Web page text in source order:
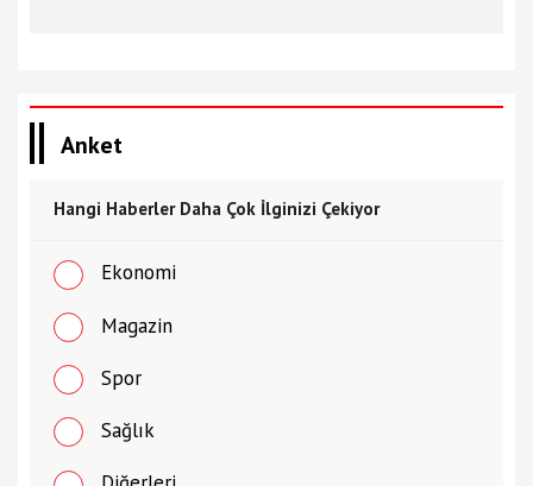
Anket
Hangi Haberler Daha Çok İlginizi Çekiyor
Ekonomi
Magazin
Spor
Sağlık